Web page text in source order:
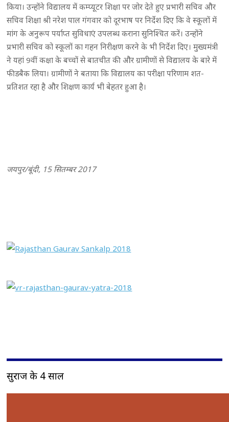
किया। उन्होंने विद्यालय में कम्प्यूटर शिक्षा पर जोर देते हुए प्रभारी सचिव और
सचिव शिक्षा श्री नरेश पाल गंगवार को दूरभाष पर निर्देश दिए कि वे स्कूलों में
मांग के अनुरूप पर्याप्त सुविधाएं उपलब्ध कराना सुनिश्चित करें। उन्होंने
प्रभारी सचिव को स्कूलों का गहन निरीक्षण करने के भी निर्देश दिए। मुख्यमंत्री
ने यहां 9वीं कक्षा के बच्चों से बातचीत की और ग्रामीणों से विद्यालय के बारे में
फीडबैक लिया। ग्रामीणों ने बताया कि विद्यालय का परीक्षा परिणाम शत-
प्रतिशत रहा है और शिक्षण कार्य भी बेहतर हुआ है।
जयपुर/बूंदी, 15 सितम्बर 2017
सुराज के 4 साल